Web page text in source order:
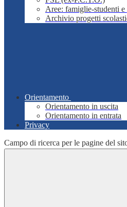
Aree: famiglie-studenti e
Archivio progetti
Orientamento
Orientamento in uscita
Orientamento in entrata
Privacy
Campo di ricerca per le pagine del